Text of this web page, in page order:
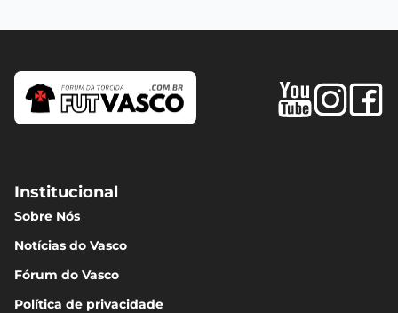
Institucional
Sobre Nós
Notícias do Vasco
Fórum do Vasco
Política de privacidade